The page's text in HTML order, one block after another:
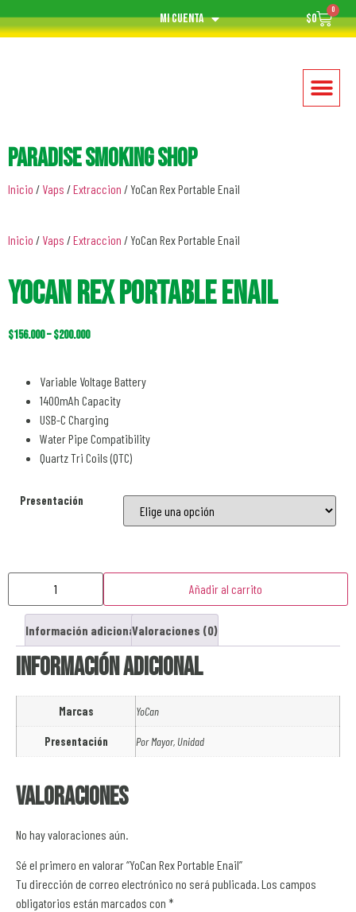
Mi cuenta $0
0
Paradise Smoking Shop
Inicio / Vaps /Extraccion / YoCan Rex Portable Enail
Inicio / Vaps /Extraccion / YoCan Rex Portable Enail
YoCan Rex Portable Enail
$156.000–$200.000
Variable Voltage Battery
1400mAh Capacity
USB-C Charging
Water Pipe Compatibility
Quartz Tri Coils (QTC)
Presentación
Añadir al carrito
Información adicionalValoraciones (0)
Información adicional
Marcas YoCan
Presentación Por Mayor, Unidad
Valoraciones
No hay valoraciones aún.
Sé el primero en valorar “YoCan Rex Portable Enail”
Tu dirección de correo electrónico no será publicada.Los campos
obligatorios están marcados con *